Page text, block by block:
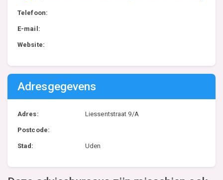
Telefoon:
E-mail:
Website:
Adresgegevens
Adres: Liessentstraat 9/A
Postcode:
Stad: Uden